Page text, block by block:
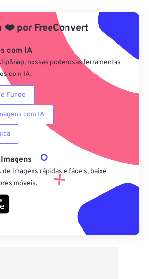
partir da predefinição
predefinição
❤️ por FreeConvert
com IA
nossas poderosas ferramentas
com IA.
Fundo
com IA
de imagens rápidas e fáceis, baixe
móveis.